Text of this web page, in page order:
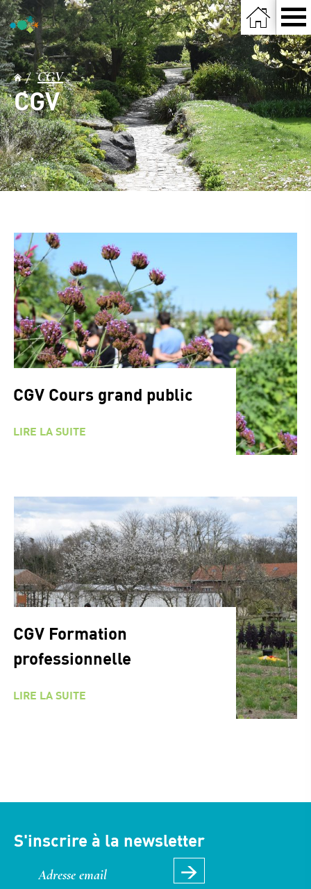
CGV
CGV
CGV Cours grand public
LIRE LA SUITE
CGV Formation
professionnelle
LIRE LA SUITE
S'inscrire à la newsletter